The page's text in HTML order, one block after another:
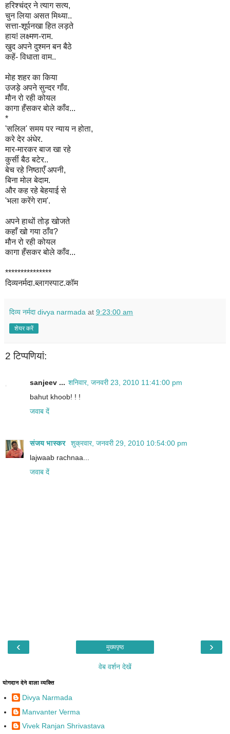
हरिश्चंद्र ने त्याग सत्य,
चुन लिया असत मिथ्या..
सत्ता-शूर्पनखा हित लड़ते
हाय! लक्ष्मण-राम.
खुद अपने दुश्मन बन बैठे
कहें- विधाता वाम..
मोह शहर का किया
उजड़े अपने सुन्दर गाँव.
मौन रो रही कोयल
कागा हँसकर बोले काँव...
*
'सलिल' समय पर न्याय न होता,
करे देर अंधेर.
मार-मारकर बाज खा रहे
कुर्सी बैठ बटेर..
बेच रहे निष्ठाएँ अपनी,
बिना मोल बेदाम.
और कह रहे बेहयाई से
'भला करेंगे राम'.
अपने हाथों तोड़ खोजते
कहाँ खो गया ठाँव?
मौन रो रही कोयल
कागा हँसकर बोले काँव...
***************
दिव्यनर्मदा.ब्लागस्पाट.कॉम
दिव्य नर्मदा divya narmada at 9:23:00 am
शेयर करें
2 टिप्‍पणियां:
sanjeev ... शनिवार, जनवरी 23, 2010 11:41:00 pm
bahut khoob! ! !
जवाब दें
संजय भास्‍कर
शुक्रवार, जनवरी 29, 2010 10:54:00 pm
lajwaab rachnaa...
जवाब दें
‹ ›
मुख्यपृष्ठ
वेब वर्शन देखें
योगदान देने वाला व्यक्ति
Divya Narmada
Manvanter Verma
Vivek Ranjan Shrivastava